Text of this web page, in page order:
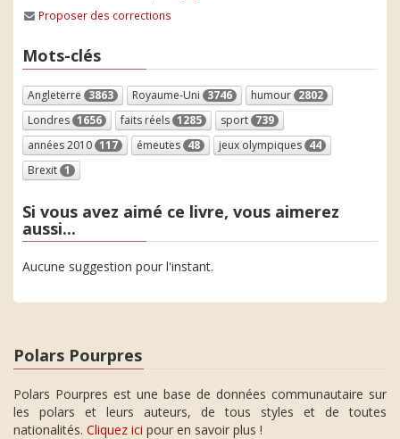
Proposer des corrections
Mots-clés
Angleterre 3863 Royaume-Uni 3746 humour 2802
Londres 1656 faits réels 1285 sport 739
années 2010 117 émeutes 48 jeux olympiques 44
Brexit 1
Si vous avez aimé ce livre, vous aimerez
aussi...
Aucune suggestion pour l'instant.
Polars Pourpres
Polars Pourpres est une base de données communautaire sur
les polars et leurs auteurs, de tous styles et de toutes
nationalités. Cliquez ici pour en savoir plus !